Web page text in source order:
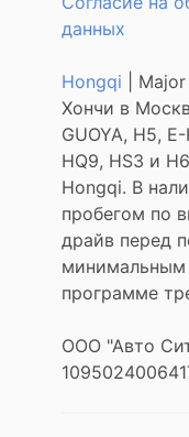
данных
Hongqi |
Хончи в
GUOYA, H5,
HQ9, HS3 и
Hongqi. В
пробегом по
драйв перед
минимальным
программе
ООО "Авто